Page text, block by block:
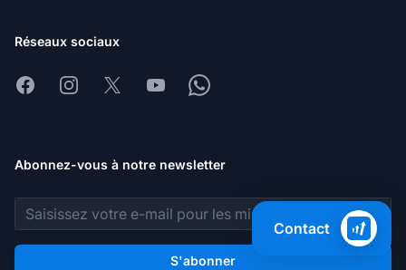
Réseaux sociaux
FacebookInstagram
X YoutubeWhatsapp
Abonnez-vous à notre newsletter
Adresse e-mail
S'abonner
Contact